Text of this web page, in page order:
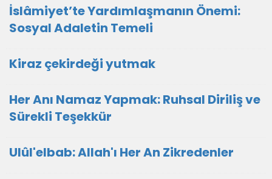
İslâmiyet’te Yardımlaşmanın Önemi:
Sosyal Adaletin Temeli
Kiraz çekirdeği yutmak
Her Anı Namaz Yapmak: Ruhsal Diriliş ve
Sürekli Teşekkür
Ulûl'elbab: Allah'ı Her An Zikredenler